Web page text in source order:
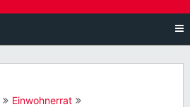
Einwohnerrat